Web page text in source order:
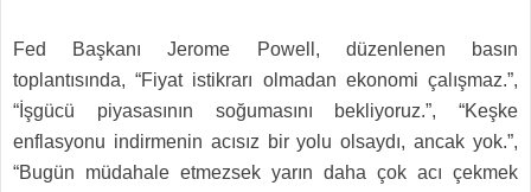
Fed Başkanı Jerome Powell, düzenlenen basın
toplantısında, “Fiyat istikrarı olmadan ekonomi çalışmaz.”,
“İşgücü piyasasının soğumasını bekliyoruz.”, “Keşke
enflasyonu indirmenin acısız bir yolu olsaydı, ancak yok.”,
“Bugün müdahale etmezsek yarın daha çok acı çekmek